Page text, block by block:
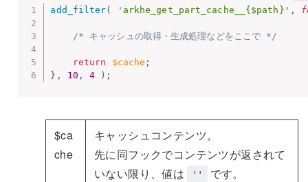
add_filter( 'arkhe_get_part_cache__{$path}' ,
/* キャッシュの取得・生成処理などをここで */
return $cache ;
} , 10 , 4 ) ;
$ca
che
キャッシュコンテンツ。
先に同フックでコンテンツが返されて
いない限り、値は
''
です。